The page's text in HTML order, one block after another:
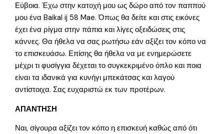
Εύβοια. Έχω στην κατοχή μου ως δώρο από τον παππού
μου ένα Baikal ij 58 Mae. Όπως θα δείτε και στις εικόνες
έχει ένα ρίγμα στην πάπια και λίγες οξειδώσεις στις
κάννες. Θα ήθελα να σας ρωτήσω εάν αξίζει τον κόπο να
το επισκευάσω. Επίσης θα ήθελα να με ενημερώσετε
μέχρι τι φυσίγγια δέχεται το συγκεκριμένο όπλο και ποια
είναι τα ιδανικά για κυνήγι μπεκάτσας και λαγού
αντίστοιχα. Σας ευχαριστώ εκ των προτέρων.
ΑΠΑΝΤΗΣΗ
Ναι, σίγουρα αξίζει τον κόπο η επισκευή καθώς από ότι